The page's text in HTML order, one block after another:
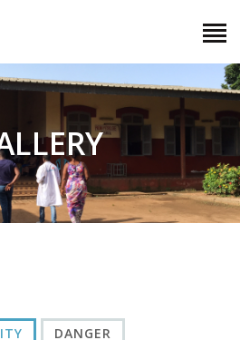
Sans Frontières"
DANGER